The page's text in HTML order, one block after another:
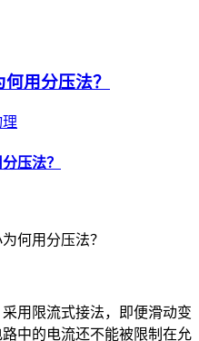
用分压法？
压法？
何用分压法？
用限流式接法，即便滑动变
中的电流还不能被限制在允